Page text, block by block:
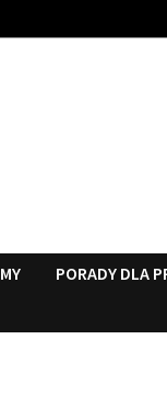
PORADY DLA